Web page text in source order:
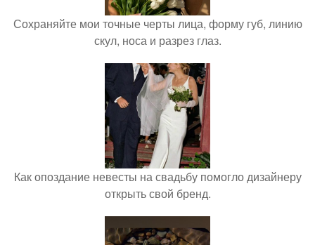
Сохраняйте мои точные черты лица, форму губ, линию
скул, носа и разрез глаз.
Как опоздание невесты на свадьбу помогло дизайнеру
открыть свой бренд.